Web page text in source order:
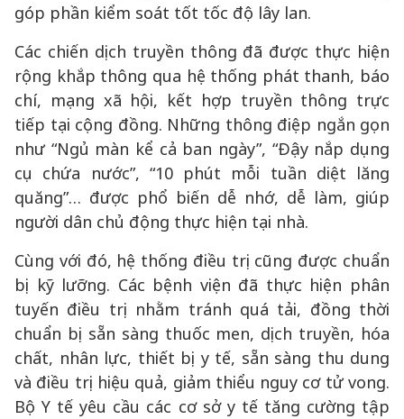
góp phần kiểm soát tốt tốc độ lây lan.
Các chiến dịch truyền thông đã được thực hiện
rộng khắp thông qua hệ thống phát thanh, báo
chí, mạng xã hội, kết hợp truyền thông trực
tiếp tại cộng đồng. Những thông điệp ngắn gọn
như “Ngủ màn kể cả ban ngày”, “Đậy nắp dụng
cụ chứa nước”, “10 phút mỗi tuần diệt lăng
quăng”… được phổ biến dễ nhớ, dễ làm, giúp
người dân chủ động thực hiện tại nhà.
Cùng với đó, hệ thống điều trị cũng được chuẩn
bị kỹ lưỡng. Các bệnh viện đã thực hiện phân
tuyến điều trị nhằm tránh quá tải, đồng thời
chuẩn bị sẵn sàng thuốc men, dịch truyền, hóa
chất, nhân lực, thiết bị y tế, sẵn sàng thu dung
và điều trị hiệu quả, giảm thiểu nguy cơ tử vong.
Bộ Y tế yêu cầu các cơ sở y tế tăng cường tập